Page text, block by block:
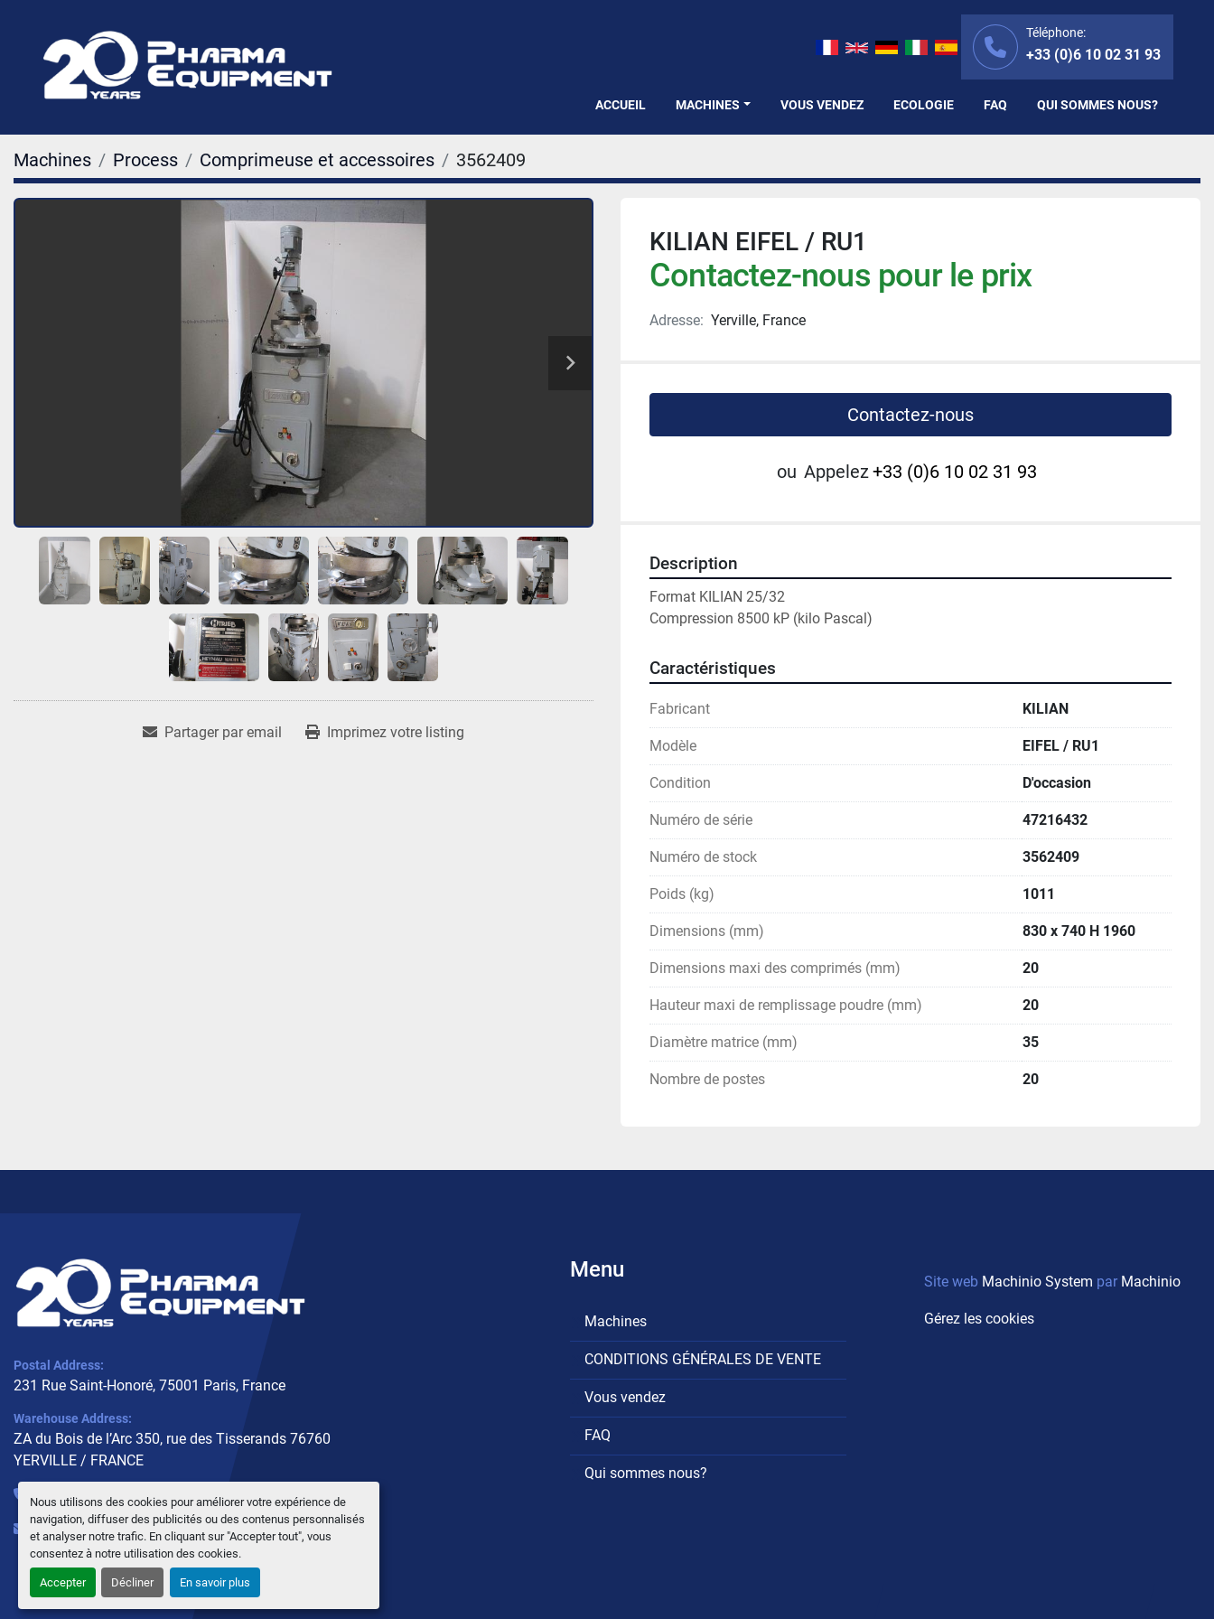
Nous utilisons des cookies pour améliorer votre expérience de
navigation, diffuser des publicités ou des contenus personnalisés
et analyser notre trafic. En cliquant sur "Accepter tout", vous
consentez à notre utilisation des cookies.
Accepter Décliner En savoir plus
Téléphone:
+33 (0)6 10 02 31 93
ACCUEIL MACHINES VOUS VENDEZ ECOLOGIE FAQ QUI SOMMES NOUS?
Machines Process Comprimeuse et accessoires 3562409
Partager par email Imprimez votre listing
KILIAN EIFEL / RU1
Contactez-nous pour le prix
Adresse: Yerville, France
Contactez-nous
ou Appelez+33 (0)6 10 02 31 93
Description
Format KILIAN 25/32
Compression 8500 kP (kilo Pascal)
Caractéristiques
Fabricant KILIAN
Modèle EIFEL / RU1
Condition D'occasion
Numéro de série 47216432
Numéro de stock 3562409
Poids (kg) 1011
Dimensions (mm) 830 x 740 H 1960
Dimensions maxi des comprimés (mm) 20
Hauteur maxi de remplissage poudre (mm) 20
Diamètre matrice (mm) 35
Nombre de postes 20
Postal Address:
231 Rue Saint-Honoré, 75001 Paris, France
Warehouse Address:
ZA du Bois de l’Arc 350, rue des Tisserands 76760
YERVILLE / FRANCE
+33 (0)6 10 02 31 93
info@pharmaequipment.fr
Menu
Machines
CONDITIONS GÉNÉRALES DE VENTE
Vous vendez
FAQ
Qui sommes nous?
Site web Machinio System par Machinio
Gérez les cookies